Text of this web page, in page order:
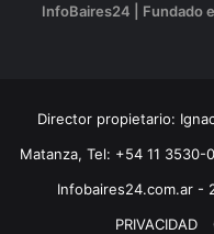
InfoBaires24 | Fundado
Director propietario:
Matanza, Tel: +54 11
Infobaires24.com.ar -
PRIVACIDAD